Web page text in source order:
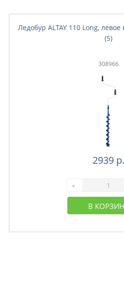
Ледобур ALTAY 110 Long,
(5)
308966
2939 р.
-
В